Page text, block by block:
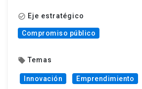
check_circle_outline Eje estratégico
Compromiso público
local_offer Temas
Innovación Emprendimiento